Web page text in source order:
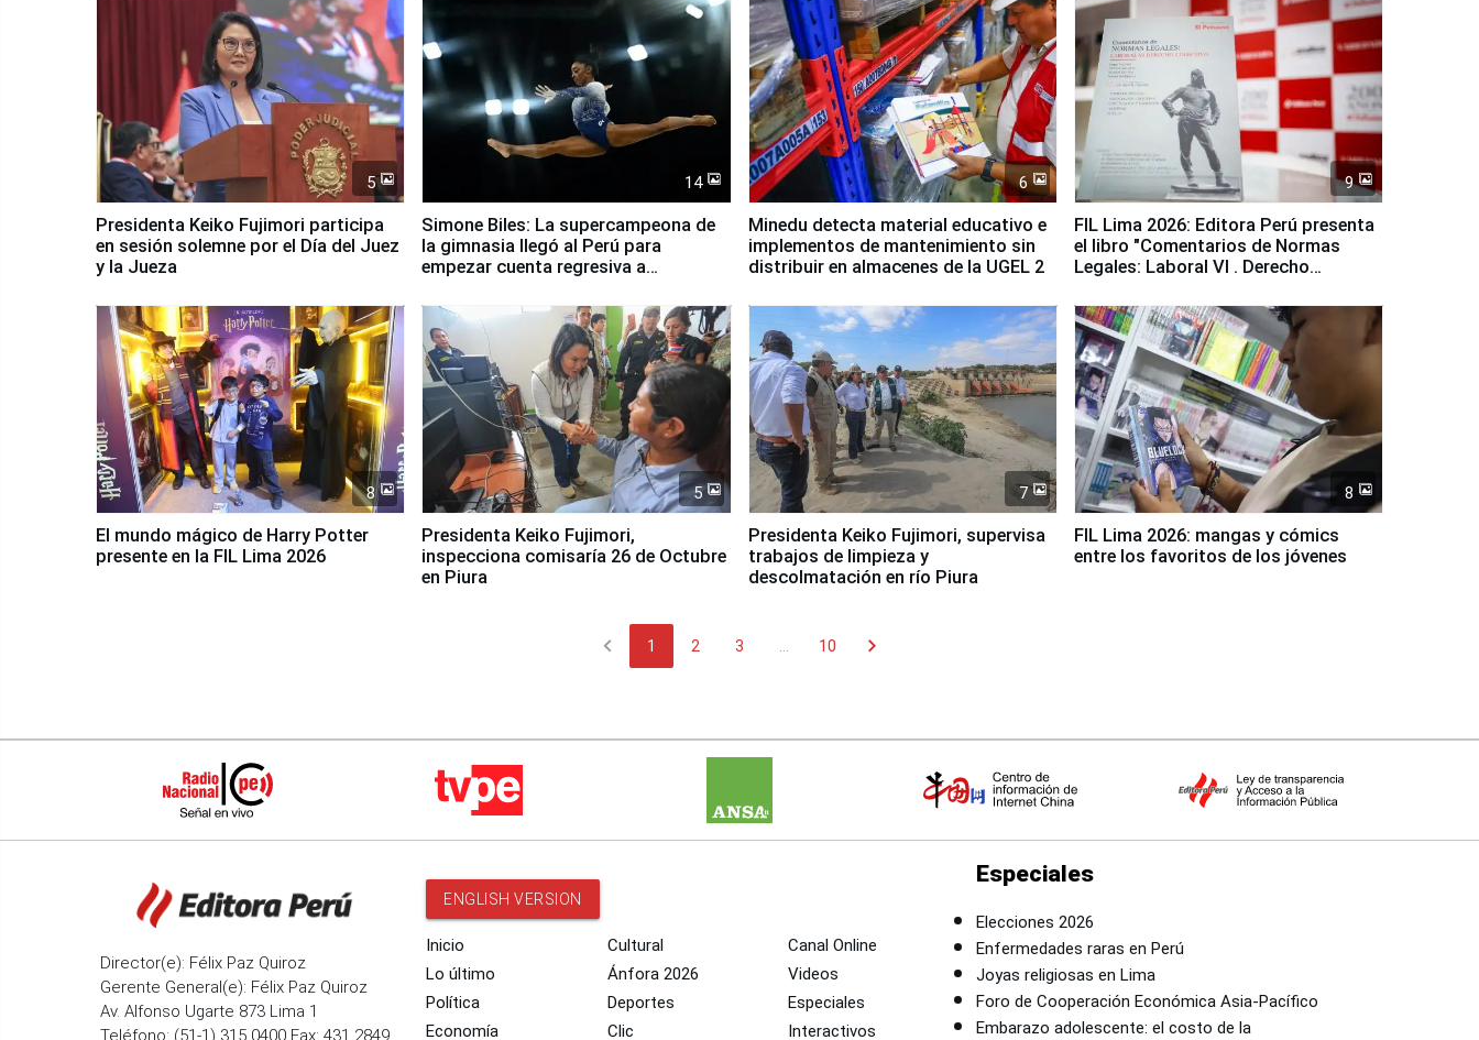
5
Presidenta Keiko Fujimori participa
en sesión solemne por el Día del Juez
y la Jueza
14
Simone Biles: La supercampeona de
la gimnasia llegó al Perú para
empezar cuenta regresiva a
6
Minedu detecta material educativo e
implementos de mantenimiento sin
distribuir en almacenes de la UGEL 2
9
FIL Lima 2026: Editora Perú presenta
el libro "Comentarios de Normas
Legales: Laboral Vl . Derecho
8
El mundo mágico de Harry Potter
presente en la FIL Lima 2026
5
Presidenta Keiko Fujimori,
inspecciona comisaría 26 de Octubre
en Piura
7
Presidenta Keiko Fujimori, supervisa
trabajos de limpieza y
descolmatación en río Piura
8
FIL Lima 2026: mangas y cómics
entre los favoritos de los jóvenes
chevron_left 1 2 3 10 chevron_right
Director(e): Félix Paz Quiroz
Gerente General(e): Félix Paz Quiroz
Av. Alfonso Ugarte 873 Lima 1
Teléfono: (51-1) 315 0400 Fax: 431 2849
ENGLISH VERSION
Inicio
Lo último
Política
Economía
Cultural
Ánfora 2026
Deportes
Clic
Canal Online
Videos
Especiales
Interactivos
Especiales
Elecciones 2026
Enfermedades raras en Perú
Joyas religiosas en Lima
Foro de Cooperación Económica Asia-Pacífico
Embarazo adolescente: el costo de la